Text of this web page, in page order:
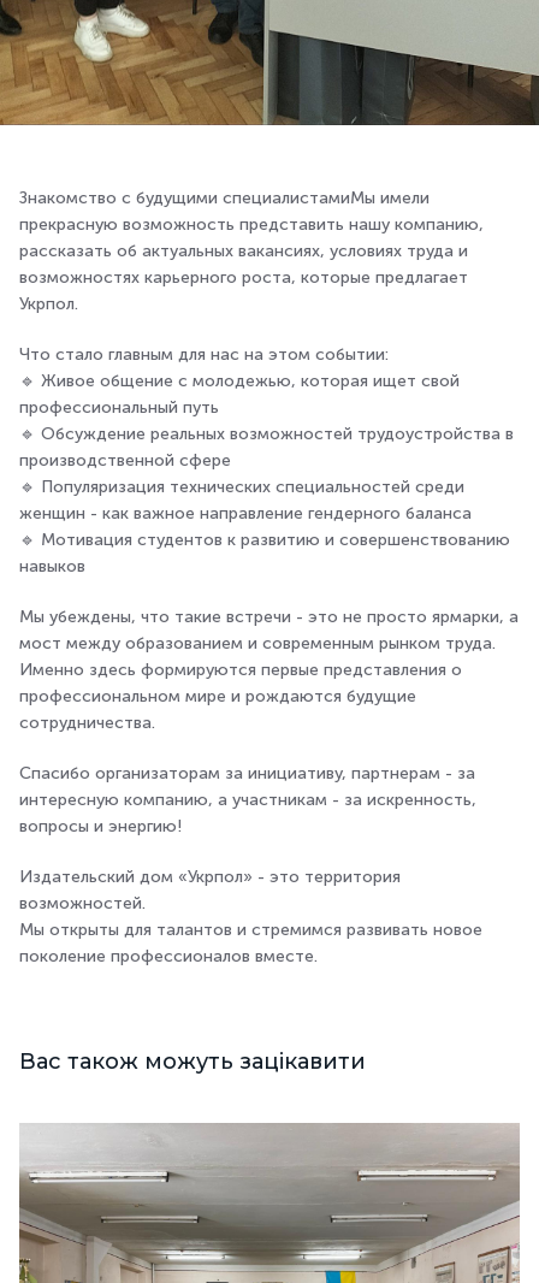
Знакомство с будущими специалистамиМы имели
прекрасную возможность представить нашу компанию,
рассказать об актуальных вакансиях, условиях труда и
возможностях карьерного роста, которые предлагает
Укрпол.
Что стало главным для нас на этом событии:
🔹 Живое общение с молодежью, которая ищет свой
профессиональный путь
🔹 Обсуждение реальных возможностей трудоустройства в
производственной сфере
🔹 Популяризация технических специальностей среди
женщин - как важное направление гендерного баланса
🔹 Мотивация студентов к развитию и совершенствованию
навыков
Мы убеждены, что такие встречи - это не просто ярмарки, а
мост между образованием и современным рынком труда.
Именно здесь формируются первые представления о
профессиональном мире и рождаются будущие
сотрудничества.
Спасибо организаторам за инициативу, партнерам - за
интересную компанию, а участникам - за искренность,
вопросы и энергию!
Издательский дом «Укрпол» - это территория
возможностей.
Мы открыты для талантов и стремимся развивать новое
поколение профессионалов вместе.
Вас також можуть зацікавити